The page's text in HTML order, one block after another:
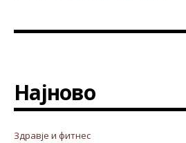
Најново
Здравје и фитнес